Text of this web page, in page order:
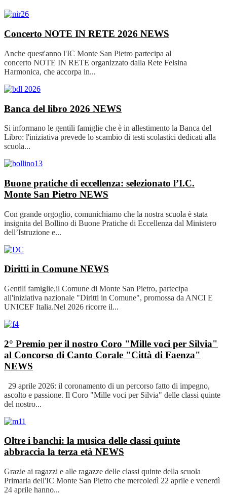
Concerto NOTE IN RETE 2026 NEWS
Anche quest'anno l'IC Monte San Pietro partecipa al
concerto NOTE IN RETE organizzato dalla Rete Felsina
Harmonica, che accorpa in...
Banca del libro 2026 NEWS
Si informano le gentili famiglie che è in allestimento la Banca del
Libro: l'iniziativa prevede lo scambio di testi scolastici dedicati alla
scuola...
Buone pratiche di eccellenza: selezionato l’I.C.
Monte San Pietro NEWS
Con grande orgoglio, comunichiamo che la nostra scuola è stata
insignita del Bollino di Buone Pratiche di Eccellenza dal Ministero
dell’Istruzione e...
Diritti in Comune NEWS
Gentili famiglie,il Comune di Monte San Pietro, partecipa
all'iniziativa nazionale "Diritti in Comune", promossa da ANCI E
UNICEF Italia.Nel 2026 ricorre il...
2° Premio per il nostro Coro "Mille voci per Silvia"
al Concorso di Canto Corale "Città di Faenza"
NEWS
29 aprile 2026: il coronamento di un percorso fatto di impegno,
ascolto e passione. Il Coro "Mille voci per Silvia" delle classi quinte
del nostro...
Oltre i banchi: la musica delle classi quinte
abbraccia la terza età NEWS
Grazie ai ragazzi e alle ragazze delle classi quinte della scuola
Primaria dell'IC Monte San Pietro che mercoledì 22 aprile e venerdì
24 aprile hanno...